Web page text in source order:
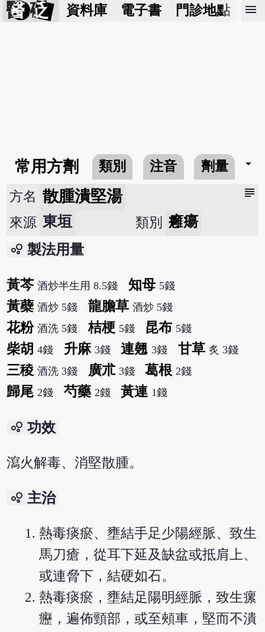
醫 砭 資料庫 電子書 門診地點 預
menu
常用方劑 類別 注音 劑量 arrow_drop_down
subject
方名 散腫潰堅湯
來源 東垣 類別 癰瘍
bubble_chart 製法用量
黃芩 酒炒半生用 8.5錢 知母 5錢
黃蘗 酒炒 5錢 龍膽草 酒炒 5錢
花粉 酒洗 5錢 桔梗 5錢 昆布 5錢
柴胡 4錢 升麻 3錢 連翹 3錢 甘草 炙 3錢
三稜 酒洗 3錢 廣朮 3錢 葛根 2錢
歸尾 2錢 芍藥 2錢 黃連 1錢
bubble_chart 功效
瀉火解毒、消堅散腫。
bubble_chart 主治
熱毒痰瘀、壅結手足少陽經脈、致生
馬刀瘡，從耳下延及缺盆或抵肩上、
或連脅下，結硬如石。
熱毒痰瘀，壅結足陽明經脈，致生瘰
癧，遍佈頸部，或至頰車，堅而不潰